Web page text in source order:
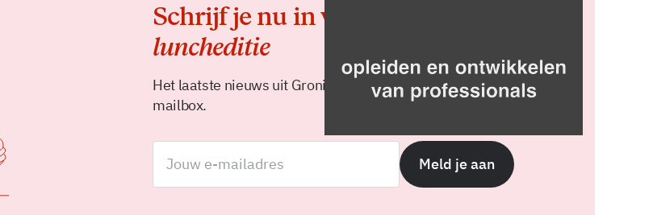
Schrijf je nu in voor de
luncheditie
Het laatste nieuws uit Groningen elke middag in je
mailbox.
Meld je aan